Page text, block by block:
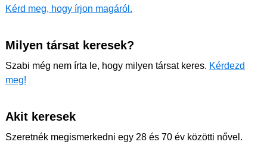
Kérd meg, hogy írjon magáról.
Milyen társat keresek?
Szabi még nem írta le, hogy milyen társat keres. Kérdezd
meg!
Akit keresek
Szeretnék megismerkedni egy 28 és 70 év közötti nővel.